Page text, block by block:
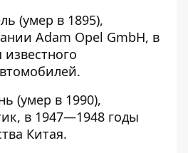
(умер в 1895),
Adam Opel GmbH, в
(умер в 1990),
в 1947—1948 годы
Китая.